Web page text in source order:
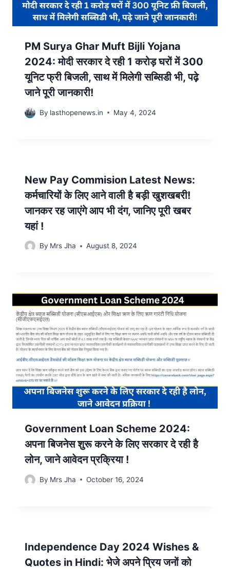
PM Surya Ghar Muft Bijli Yojana
2024: मोदी सरकार दे रही 1 करोड़ घरों में 300
यूनिट फ्री बिजली, साथ में मिलेगी सब्सिडी भी, पढ़े
जाने पूरी जानकारी!
By lasthopenews.in May 4, 2024
New Pay Commision Latest News:
कर्मचारियों के लिए आने वाली है बड़ी खुशखबरी!
जानकर रह जाएंगे आप भी दंग, जानिए पूरी खबर
यहां !
By Mrs Jha August 8, 2024
Government Loan Scheme 2024:
अपना बिजनेस शुरू करने के लिए सरकार दे रही है
लोन, जाने आवेदन प्रक्रिया !
By Mrs Jha October 16, 2024
Independence Day 2024 Wishes &
Quotes in Hindi: भेजे अपने प्रिय जनों को